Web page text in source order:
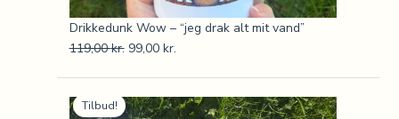
Drikkedunk Wow – “jeg drak alt mit vand”
119,00kr. 99,00 kr.
Tilbud!
oprindeligeaktuelle